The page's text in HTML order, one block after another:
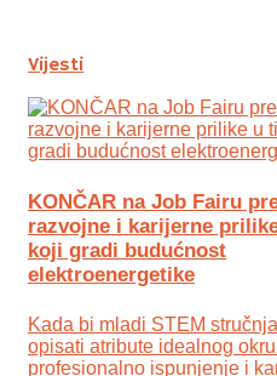
Vijesti
KONČAR na Job Fairu
razvojne i karijerne
koji gradi budućnost
elektroenergetike
Kada bi mladi STEM
opisati atribute idealnog
profesionalno ispunjenje i